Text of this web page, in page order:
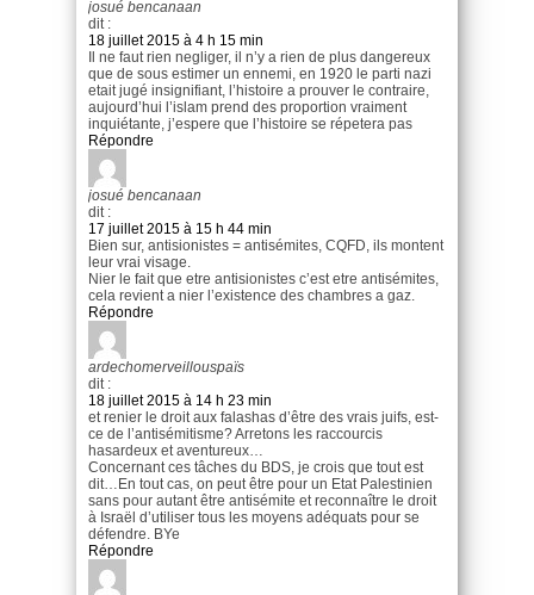
josué bencanaan
dit :
18 juillet 2015 à 4 h 15 min
Il ne faut rien negliger, il n’y a rien de plus dangereux
que de sous estimer un ennemi, en 1920 le parti nazi
etait jugé insignifiant, l’histoire a prouver le contraire,
aujourd’hui l’islam prend des proportion vraiment
inquiétante, j’espere que l’histoire se répetera pas
Répondre
josué bencanaan
dit :
17 juillet 2015 à 15 h 44 min
Bien sur, antisionistes = antisémites, CQFD, ils montent
leur vrai visage.
Nier le fait que etre antisionistes c’est etre antisémites,
cela revient a nier l’existence des chambres a gaz.
Répondre
ardechomerveillouspaïs
dit :
18 juillet 2015 à 14 h 23 min
et renier le droit aux falashas d’être des vrais juifs, est-
ce de l’antisémitisme? Arretons les raccourcis
hasardeux et aventureux…
Concernant ces tâches du BDS, je crois que tout est
dit…En tout cas, on peut être pour un Etat Palestinien
sans pour autant être antisémite et reconnaître le droit
à Israël d’utiliser tous les moyens adéquats pour se
défendre. BYe
Répondre